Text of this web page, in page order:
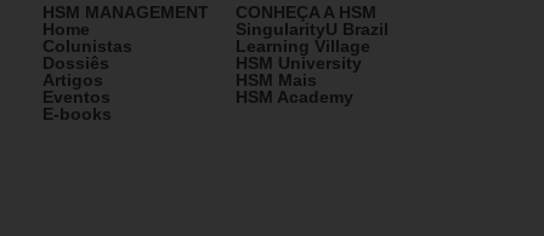
HSM MANAGEMENT
Home
Colunistas
Dossiês
Artigos
Eventos
E-books
CONHEÇA A HSM
SingularityU Brazil
Learning Village
HSM University
HSM Mais
HSM Academy